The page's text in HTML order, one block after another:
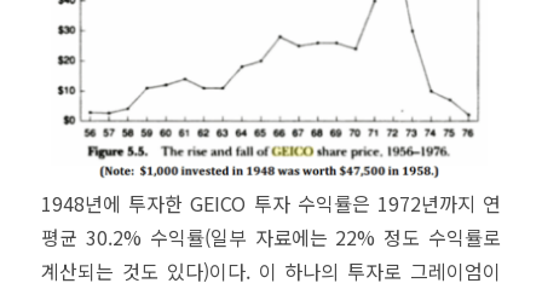
1948년에 투자한 GEICO 투자 수익률은 1972년까지 연
평균 30.2% 수익률(일부 자료에는 22% 정도 수익률로
계산되는 것도 있다)이다. 이 하나의 투자로 그레이엄이